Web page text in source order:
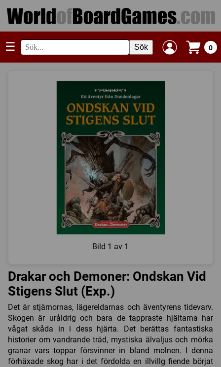
☰ Sök 0
Bild 1 av 1
Drakar och Demoner: Ondskan Vid
Stigens Slut (Exp.)
Det är stjärnornas, lägereldarnas och äventyrens tidevarv.
Skogen är uråldrig och bara de tappraste hjältarna har
vågat skåda in i dess hjärta. Det berättas fantastiska
historier om vandrande träd, mystiska älvaljus och mörka
granar vars toppar försvinner in bland molnen. I denna
förhäxade skog har i det fördolda en illvillg fiende börjat